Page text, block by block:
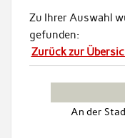
Zu Ihrer Auswahl
gefunden:
Zurück zur
An der